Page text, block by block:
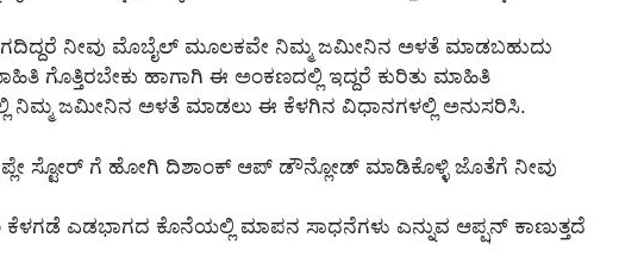
ನೀವು ಮೊಬೈಲ್ ಮೂಲಕವೇ ನಿಮ್ಮ ಜಮೀನಿನ ಅಳತೆ ಮಾಡಬಹುದು
ಗೊತ್ತಿರಬೇಕು ಹಾಗಾಗಿ ಈ ಅಂಕಣದಲ್ಲಿ ಇದ್ದರೆ ಕುರಿತು ಮಾಹಿತಿ
ನಿಮ್ಮ ಜಮೀನಿನ ಅಳತೆ ಮಾಡಲು ಈ ಕೆಳಗಿನ ವಿಧಾನಗಳಲ್ಲಿ ಅನುಸರಿಸಿ.
ಸ್ಟೋರ್ ಗೆ ಹೋಗಿ ದಿಶಾಂಕ್ ಆಪ್ ಡೌನ್ಲೋಡ್ ಮಾಡಿಕೊಳ್ಳಿ ಜೊತೆಗೆ ನೀವು
ಎಡಭಾಗದ ಕೊನೆಯಲ್ಲಿ ಮಾಪನ ಸಾಧನೆಗಳು ಎನ್ನುವ ಆಪ್ಷನ್ ಕಾಣುತ್ತದೆ